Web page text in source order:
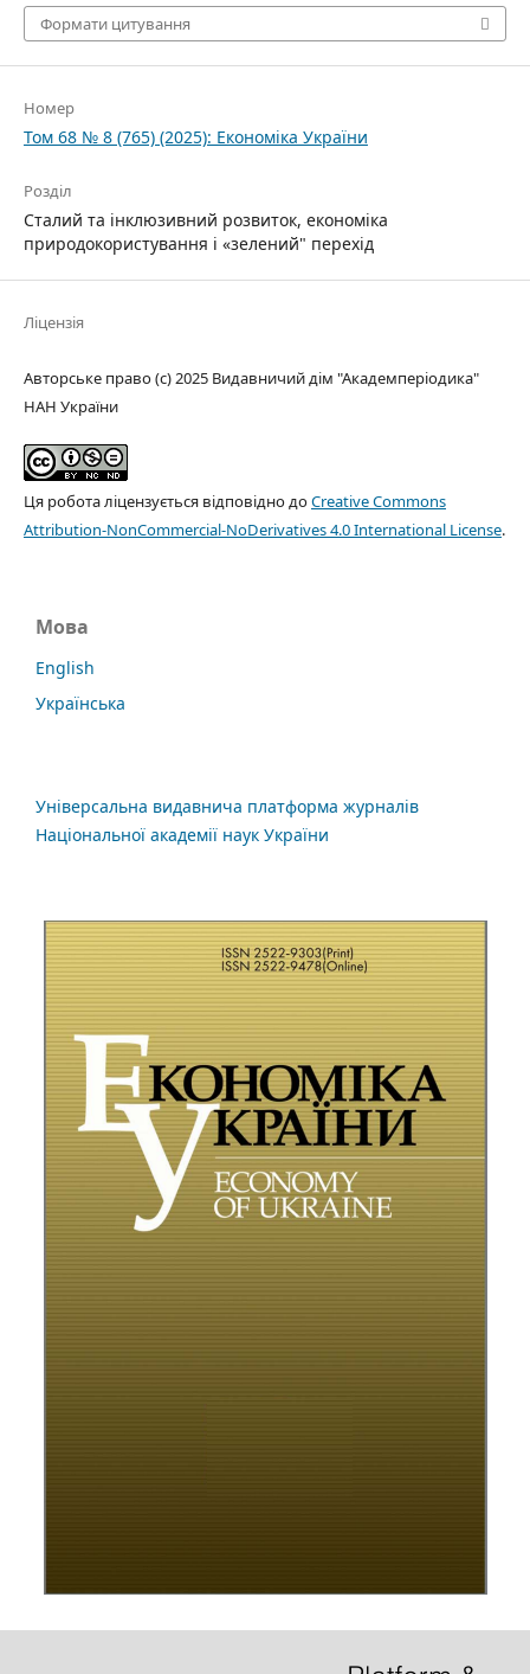
Формати цитування
Номер
Том 68 № 8 (765) (2025): Економіка України
Розділ
Сталий та інклюзивний розвиток, економіка
природокористування і «зелений" перехід
Ліцензія
Авторське право (c) 2025 Видавничий дім "Академперіодика"
НАН України
Ця робота ліцензується відповідно доCreative Commons
Attribution-NonCommercial-NoDerivatives 4.0 International License.
Мова
English
Українська
Універсальна видавнича платформа журналів
Національної академії наук України